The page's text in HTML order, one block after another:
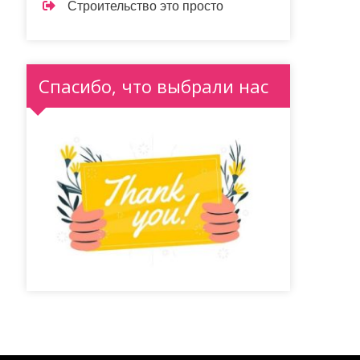
Строительство это просто
Спасибо, что выбрали нас